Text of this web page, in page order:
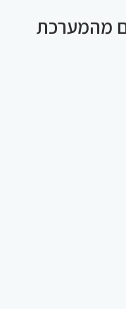
מהמערכת